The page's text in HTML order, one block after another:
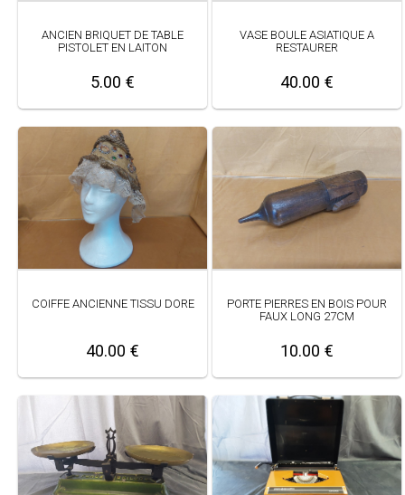
ANCIEN BRIQUET DE TABLE
PISTOLET EN LAITON
5.00 €
VASE BOULE ASIATIQUE A
RESTAURER
40.00 €
COIFFE ANCIENNE TISSU DORE
40.00 €
PORTE PIERRES EN BOIS POUR
FAUX LONG 27CM
10.00 €